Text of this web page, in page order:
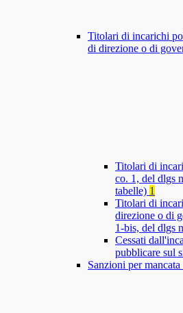
Titolari di incarichi
di direzione o di
Titolari di
co. 1, del dlgs
tabelle) 1
Titolari di
direzione o di
1-bis, del dlgs
Cessati
pubblicare sul
Sanzioni per